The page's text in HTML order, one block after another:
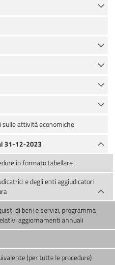
attività economiche
31-12-2023
in formato tabellare
e degli enti aggiudicatori
di beni e servizi, programma
aggiornamenti annuali
(per tutte le procedure)